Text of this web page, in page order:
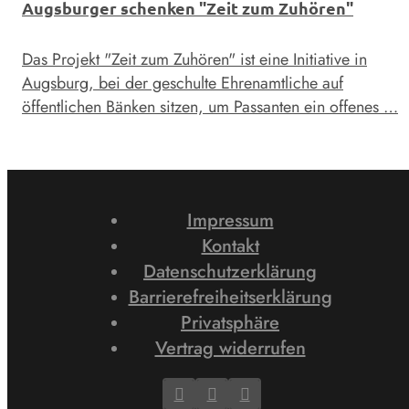
Augsburger schenken "Zeit zum Zuhören"
Das Projekt "Zeit zum Zuhören" ist eine Initiative in
Augsburg, bei der geschulte Ehrenamtliche auf
öffentlichen Bänken sitzen, um Passanten ein offenes …
Impressum
Kontakt
Datenschutzerklärung
Barrierefreiheitserklärung
Privatsphäre
Vertrag widerrufen